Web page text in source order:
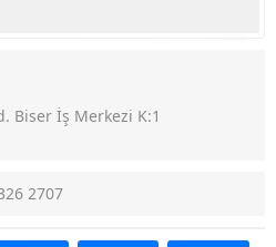
Biser İş Merkezi K:1
2707